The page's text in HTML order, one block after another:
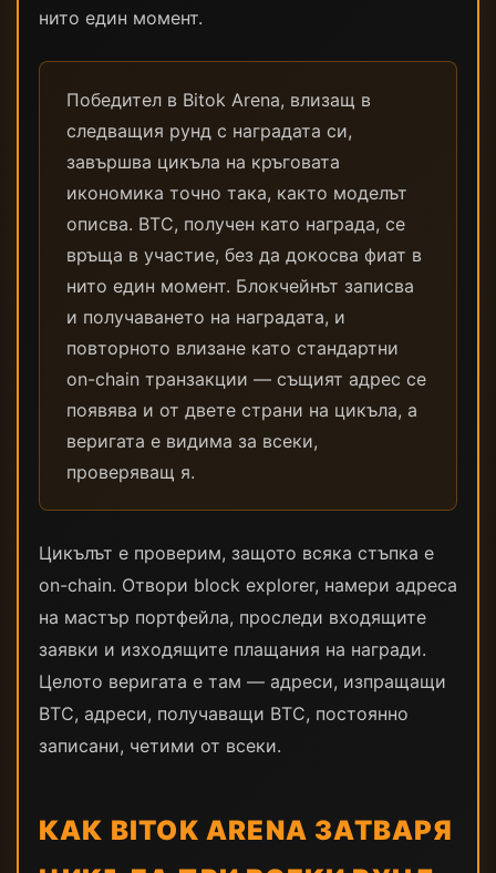
нито един момент.
Победител в Bitok Arena, влизащ в
следващия рунд с наградата си,
завършва цикъла на кръговата
икономика точно така, както моделът
описва. BTC, получен като награда, се
връща в участие, без да докосва фиат в
нито един момент. Блокчейнът записва
и получаването на наградата, и
повторното влизане като стандартни
on-chain транзакции — същият адрес се
появява и от двете страни на цикъла, а
веригата е видима за всеки,
проверяващ я.
Цикълът е проверим, защото всяка стъпка е
on-chain. Отвори block explorer, намери адреса
на мастър портфейла, проследи входящите
заявки и изходящите плащания на награди.
Целото веригата е там — адреси, изпращащи
BTC, адреси, получаващи BTC, постоянно
записани, четими от всеки.
КАК BITOK ARENA ЗАТВАРЯ